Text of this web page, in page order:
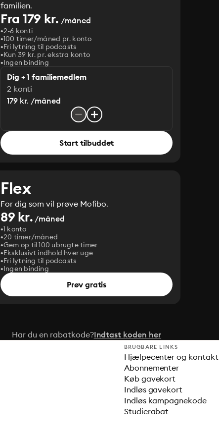
familien.
Fra 179 kr. /måned
2-6 konti
100 timer/måned pr. konto
Fri lytning til podcasts
Kun 39 kr. pr. ekstra konto
Ingen binding
Dig + 1 familiemedlem
2 konti
179 kr. /måned
Start tilbuddet
Flex
For dig som vil prøve Mofibo.
89 kr. /måned
1 konto
20 timer/måned
Gem op til 100 ubrugte timer
Eksklusivt indhold hver uge
Fri lytning til podcasts
Ingen binding
Prøv gratis
Har du en rabatkode?Indtast koden her
BRUGBARE LINKS
Hjælpecenter og kontakt
Abonnementer
Køb gavekort
Indløs gavekort
Indløs kampagnekode
Studierabat